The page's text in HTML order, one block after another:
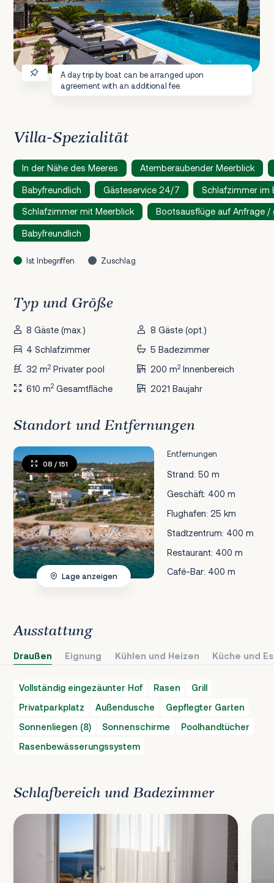
A day trip by boat can be arranged upon
agreement with an additional fee.
Villa-Spezialität
In der Nähe des Meeres Atemberaubender Meerblick
Babyfreundlich Gästeservice 24/7 Schlafzimmer im
Schlafzimmer mit Meerblick Bootsausflüge auf Anfrage /
Babyfreundlich
Ist Inbegriffen Zuschlag
Typ und Größe
8 Gäste (max.)
8 Gäste (opt.)
4 Schlafzimmer
5 Badezimmer
32 m2 Privater pool 200 m2Innenbereich
610 m2 Gesamtfläche 2021 Baujahr
Standort und Entfernungen
Entfernungen
Strand: 50 m
Geschäft: 400 m
Flughafen: 25 km
Stadtzentrum: 400 m
Restaurant: 400 m
Café-Bar: 400 m
08 / 151
Lage anzeigen
Ausstattung
Draußen Eignung Kühlen und Heizen Küche und
Vollständig eingezäunter Hof Rasen
Grill
Privatparkplatz
Außendusche
Gepflegter Garten
Sonnenliegen (8)
Sonnenschirme
Poolhandtücher
Rasenbewässerungssystem
Schlafbereich und Badezimmer